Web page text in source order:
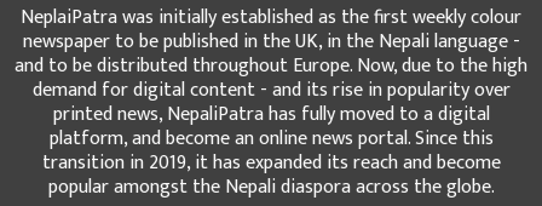
NeplaiPatra was initially established as the first weekly colour
newspaper to be published in the UK, in the Nepali language -
and to be distributed throughout Europe. Now, due to the high
demand for digital content - and its rise in popularity over
printed news, NepaliPatra has fully moved to a digital
platform, and become an online news portal. Since this
transition in 2019, it has expanded its reach and become
popular amongst the Nepali diaspora across the globe.